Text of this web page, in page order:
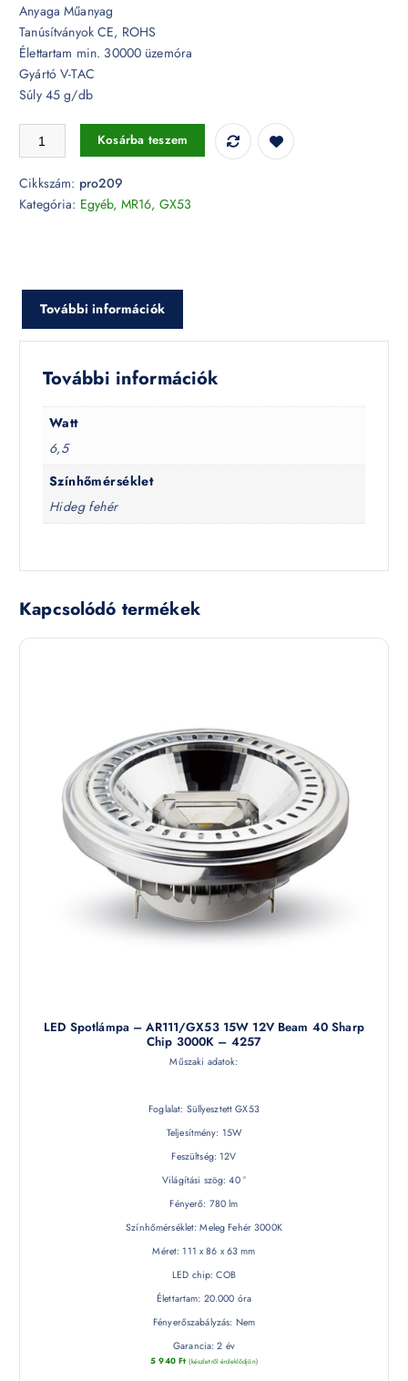
Anyaga Műanyag
Tanúsítványok CE, ROHS
Élettartam min. 30000 üzemóra
Gyártó V-TAC
Súly 45 g/db
6,5W LED spotlámpa MR16 Samsung chip 12V 38° 6400K - PRO209
Kosárba teszem
Cikkszám: pro209
Kategória: Egyéb, MR16, GX53
További információk
További információk
Watt
6,5
Színhőmérséklet
Hideg fehér
Kapcsolódó termékek
LED Spotlámpa – AR111/GX53 15W 12V Beam 40 Sharp
Chip 3000K – 4257
Műszaki adatok:
Foglalat: Süllyesztett GX53
Teljesítmény: 15W
Feszültség: 12V
Világítási szög: 40 °
Fényerő: 780 lm
Színhőmérséklet: Meleg Fehér 3000K
Méret: 111 x 86 x 63 mm
LED chip: COB
Élettartam: 20.000 óra
Fényerőszabályzás: Nem
Garancia: 2 év
5 940 Ft (készletről érdeklődjön)